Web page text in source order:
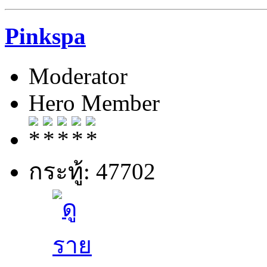
Pinkspa
Moderator
Hero Member
กระทู้: 47702